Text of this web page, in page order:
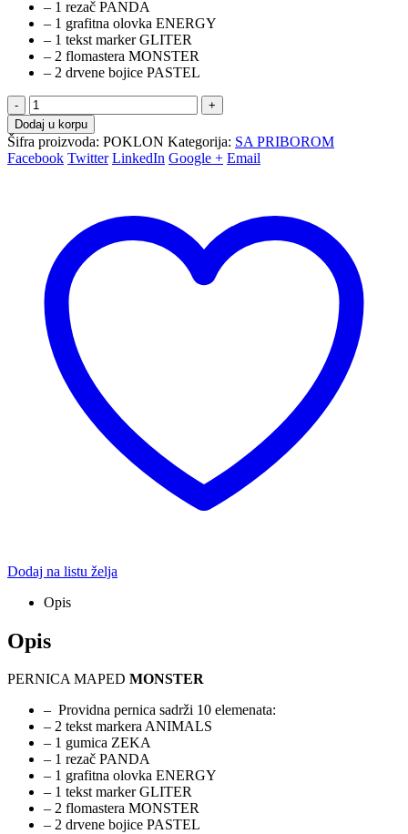
– 1 rezač PANDA
– 1 grafitna olovka ENERGY
– 1 tekst marker GLITER
– 2 flomastera MONSTER
– 2 drvene bojice PASTEL
-
+
Dodaj u korpu
Šifra proizvoda: POKLON Kategorija: SA PRIBOROM
Facebook Twitter LinkedIn Google + Email
Dodaj na listu želja
Opis
Opis
PERNICA MAPED MONSTER
– Providna pernica sadrži 10 elemenata:
– 2 tekst markera ANIMALS
– 1 gumica ZEKA
– 1 rezač PANDA
– 1 grafitna olovka ENERGY
– 1 tekst marker GLITER
– 2 flomastera MONSTER
– 2 drvene bojice PASTEL